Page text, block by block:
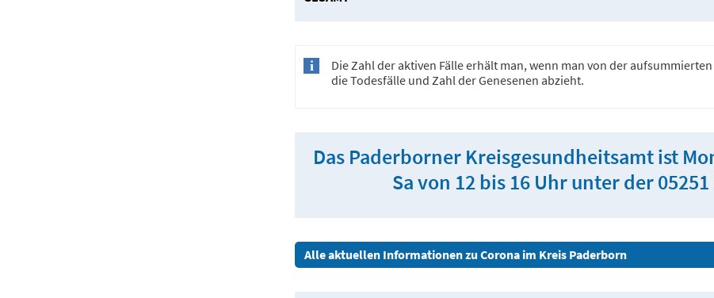
Die Zahl der aktiven Fälle erhält man, wenn man von der
die Todesfälle und Zahl der Genesenen abzieht.
Das Paderborner Kreisgesundheitsamt ist
Sa von 12 bis 16 Uhr unter der
Alle aktuellen Informationen zu Corona im Kreis Paderborn